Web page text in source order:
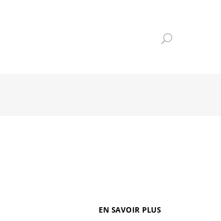
EN SAVOIR PLUS